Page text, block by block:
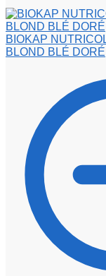
BIOKAP
BLOND BLÉ DORÉ